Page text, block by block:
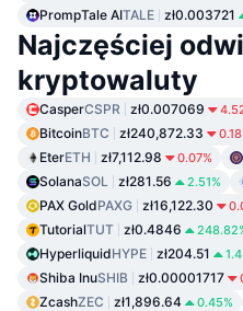
PrompTale AITALE zł0.003721
Najczęściej
kryptowaluty
CasperCSPR zł0.007069
BitcoinBTC zł240,872.33
EterETH zł7,112.98 0.07%
SolanaSOL zł281.56 2.51%
PAX GoldPAXG zł16,122.30
TutorialTUT zł0.4846
HyperliquidHYPE zł204.51
Shiba InuSHIB zł0.00001717
ZcashZEC zł1,896.64 0.45%